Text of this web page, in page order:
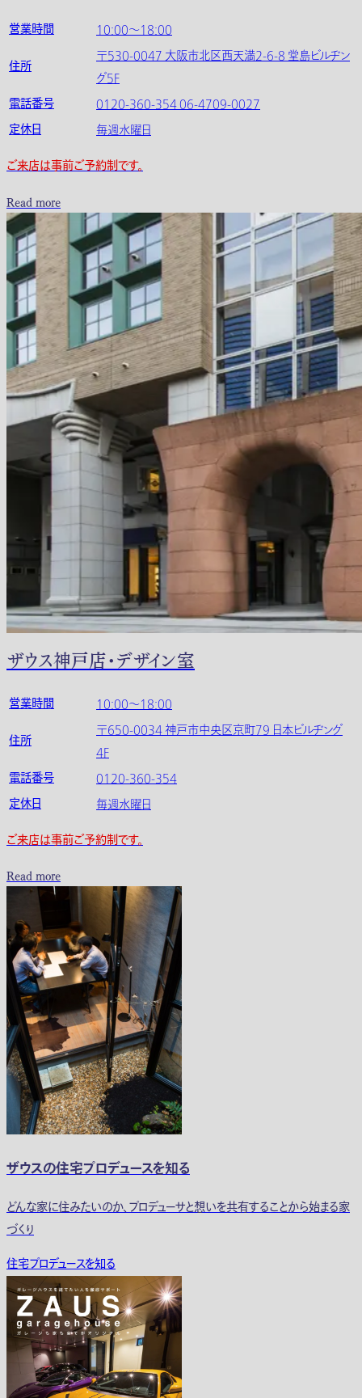
営業時間 10:00～18:00
住所
〒530-0047 大阪市北区西天満2-6-8 堂島ビルヂン
グ5F
電話番号 0120-360-354 06-4709-0027
定休日 毎週水曜日
ご来店は事前ご予約制です。
Read more
ザウス神戸店・デザイン室
営業時間 10:00～18:00
住所
〒650-0034 神戸市中央区京町79 日本ビルヂング
4F
電話番号 0120-360-354
定休日 毎週水曜日
ご来店は事前ご予約制です。
Read more
ザウスの住宅プロデュースを知る
どんな家に住みたいのか、プロデューサと想いを共有することから始まる家
づくり
住宅プロデュースを知る